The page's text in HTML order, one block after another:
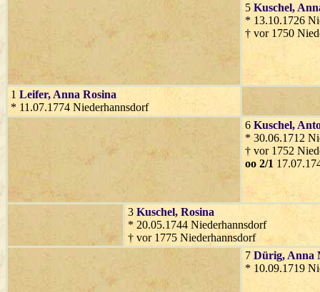
5 Kuschel,
* 13.10.1726
† vor 1750
1 Leifer, Anna Rosina
* 11.07.1774 Niederhannsdorf
6 Kuschel,
* 30.06.1712
† vor 1752
oo 2/1
3 Kuschel, Rosina
* 20.05.1744 Niederhannsdorf
† vor 1775 Niederhannsdorf
7 Dürig, Anna
* 10.09.1719